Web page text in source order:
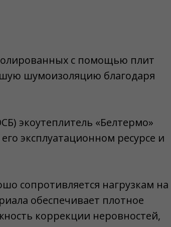
с помощью плит
шумоизоляцию благодаря
экоутеплитель «Белтермо»
эксплуатационном ресурсе и
сопротивляется нагрузкам на
обеспечивает плотное
коррекции неровностей,